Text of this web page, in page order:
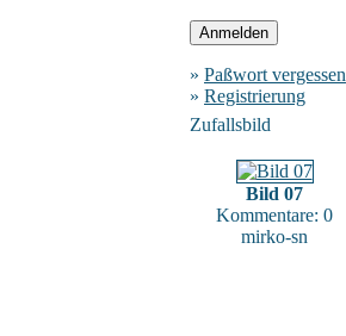
» Paßwort vergessen
» Registrierung
Zufallsbild
Bild 07
Kommentare: 0
mirko-sn